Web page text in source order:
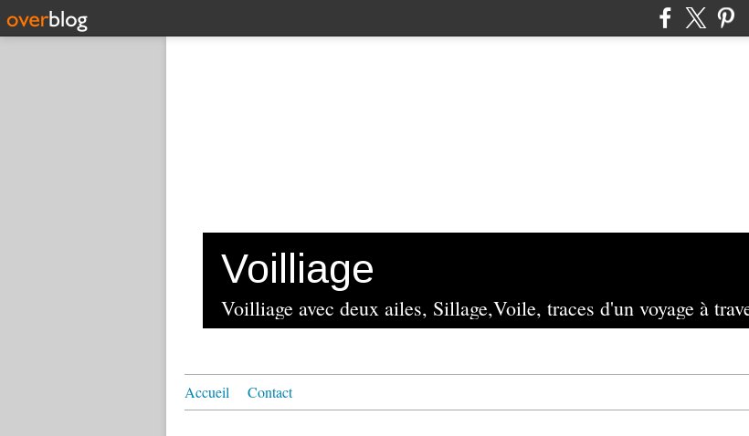
Voilliage
Voilliage avec deux ailes, Sillage,Voile, traces d'un voyage à
Accueil Contact